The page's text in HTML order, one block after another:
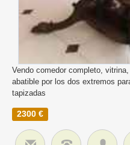
Vendo comedor completo,
abatible por los dos extremos
tapizadas
2300 €